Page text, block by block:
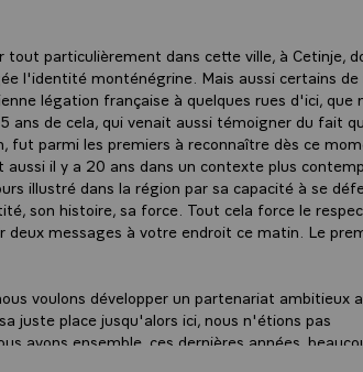
particulièrement dans cette ville, à Cetinje,
l'identité monténégrine. Mais aussi certains de
légation française à quelques rues d'ici, que
de cela, qui venait aussi témoigner du fait
fut parmi les premiers à reconnaître dès ce
il y a 20 ans dans un contexte plus
illustré dans la région par sa capacité à se
son histoire, sa force. Tout cela force le
deux messages à votre endroit ce matin. Le
voulons développer un partenariat ambitieux
juste place jusqu'alors ici, nous n'étions pas
avons ensemble, ces dernières années,